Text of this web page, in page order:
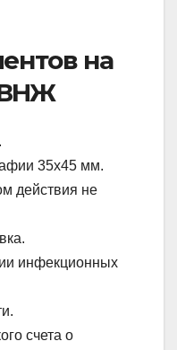
на
35х45 мм.
действия не
инфекционных
счета о